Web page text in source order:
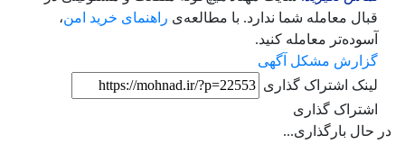
قبال معامله شما ندارد. با مطالعه‌ی راهنمای خرید امن،
آسوده‌تر معامله کنید.
گزارش مشکل آگهی
لینک اشتراک گذاری
اشتراک گذاری
در حال بارگذاری...